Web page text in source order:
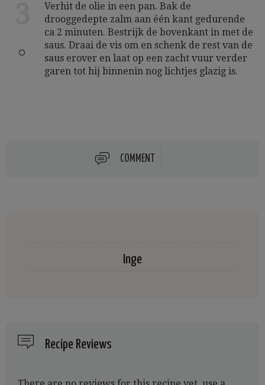
Verhit de olie in een pan. Bak de
drooggedepte zalm aan één kant gedurende
ca 2 minuten. Bestrijk de bovenkant in met de
saus. Draai de vis om en schenk de rest van de
saus erover en laat op een zacht vuur verder
garen tot hij binnenin nog lichtjes glazig is.
COMMENT
Inge
Recipe Reviews